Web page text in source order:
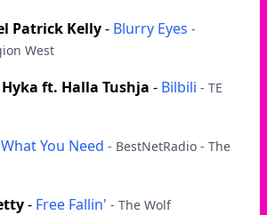
Patrick Kelly- Blurry Eyes -
West
ft. Halla Tushja - Bilbili - TE
What You Need - BestNetRadio - The
- Free Fallin' - The Wolf